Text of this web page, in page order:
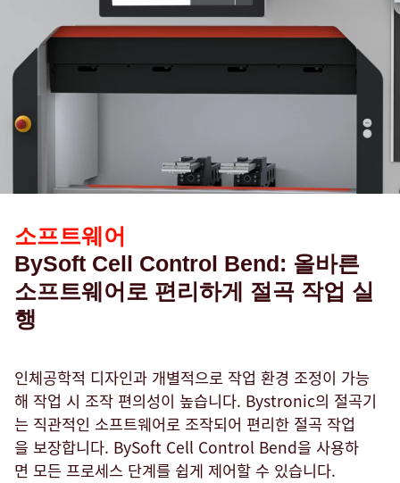
소프트웨어
BySoft Cell Control Bend: 올바른
소프트웨어로 편리하게 절곡 작업 실
행
인체공학적 디자인과 개별적으로 작업 환경 조정이 가능
해 작업 시 조작 편의성이 높습니다. Bystronic의 절곡기
는 직관적인 소프트웨어로 조작되어 편리한 절곡 작업
을 보장합니다. BySoft Cell Control Bend을 사용하
면 모든 프로세스 단계를 쉽게 제어할 수 있습니다.